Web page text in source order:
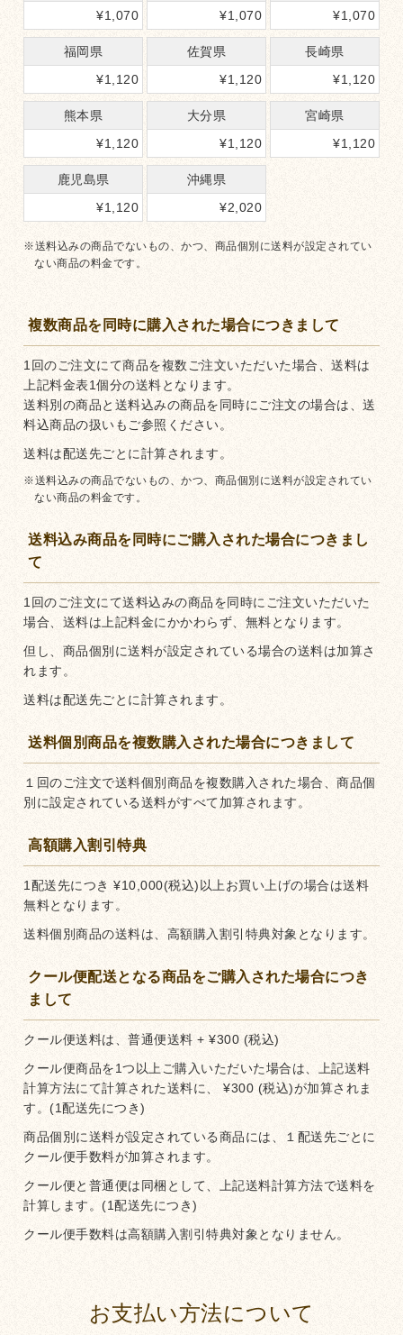
¥1,070
¥1,070
¥1,070
福岡県
¥1,120
佐賀県
¥1,120
長崎県
¥1,120
熊本県
¥1,120
大分県
¥1,120
宮崎県
¥1,120
鹿児島県
¥1,120
沖縄県
¥2,020
送料込みの商品でないもの、かつ、商品個別に送料が設定されてい
ない商品の料金です。
複数商品を同時に購入された場合につきまして
1回のご注文にて商品を複数ご注文いただいた場合、送料は
上記料金表1個分の送料となります。
送料別の商品と送料込みの商品を同時にご注文の場合は、送
料込商品の扱いもご参照ください。
送料は配送先ごとに計算されます。
送料込みの商品でないもの、かつ、商品個別に送料が設定されてい
ない商品の料金です。
送料込み商品を同時にご購入された場合につきまし
て
1回のご注文にて送料込みの商品を同時にご注文いただいた
場合、送料は上記料金にかかわらず、無料となります。
但し、商品個別に送料が設定されている場合の送料は加算さ
れます。
送料は配送先ごとに計算されます。
送料個別商品を複数購入された場合につきまして
１回のご注文で送料個別商品を複数購入された場合、商品個
別に設定されている送料がすべて加算されます。
高額購入割引特典
1配送先につき ¥10,000(税込)以上お買い上げの場合は送料
無料となります。
送料個別商品の送料は、高額購入割引特典対象となります。
クール便配送となる商品をご購入された場合につき
まして
クール便送料は、普通便送料 + ¥300 (税込)
クール便商品を1つ以上ご購入いただいた場合は、上記送料
計算方法にて計算された送料に、 ¥300 (税込)が加算されま
す。(1配送先につき)
商品個別に送料が設定されている商品には、１配送先ごとに
クール便手数料が加算されます。
クール便と普通便は同梱として、上記送料計算方法で送料を
計算します。(1配送先につき)
クール便手数料は高額購入割引特典対象となりません。
お支払い方法について